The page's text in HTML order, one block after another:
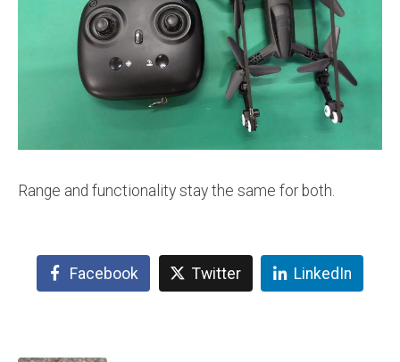
Range and functionality stay the same for both.
Facebook Twitter LinkedIn